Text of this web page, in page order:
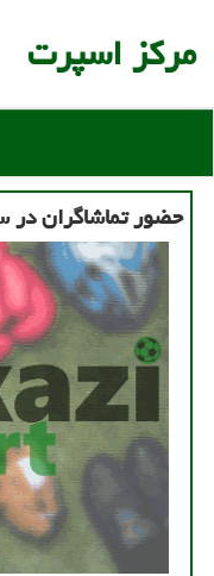
مركز اسپرت
حضور تماشاگران در